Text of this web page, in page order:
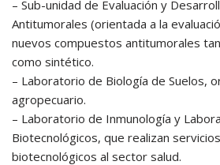
– Sub-unidad de Evaluación y
Antitumorales (orientada a la
nuevos compuestos antitumorales
como sintético.
– Laboratorio de Biología de Suelos,
agropecuario.
– Laboratorio de Inmunología y
Biotecnológicos, que realizan
biotecnológicos al sector salud.